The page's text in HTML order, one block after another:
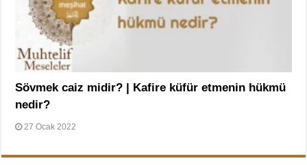
Sövmek caiz midir? | Kafire küfür etmenin hükmü
nedir?
27 Ocak 2022